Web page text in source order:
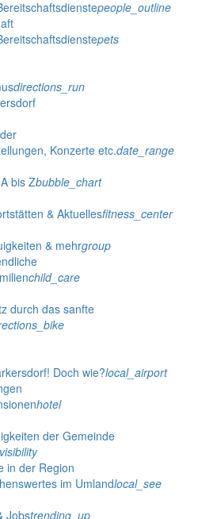
people_outline
pets
directions_run
Konzerte etc.date_range
bis Zbubble_chart
& Aktuellesfitness_center
& mehrgroup
child_care
durch das sanfte
Doch wie?local_airport
hotel
der Gemeinde
visibility
in der Region
im Umlandlocal_see
Jobstrending_up